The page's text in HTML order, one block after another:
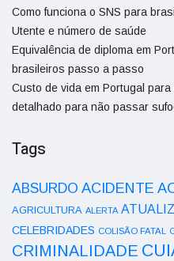
Como funciona o SNS para
Utente e número de saúde
Equivalência de diploma em
brasileiros passo a passo
Custo de vida em Portugal
detalhado para não passar
Tags
ABSURDO ACIDENTE
AGRICULTURA ALERTA
CELEBRIDADES COLISÃO FATAL
CRIMINALIDADE